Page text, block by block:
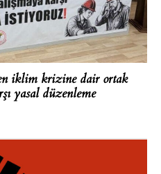
iklim krizine dair ortak
yasal düzenleme